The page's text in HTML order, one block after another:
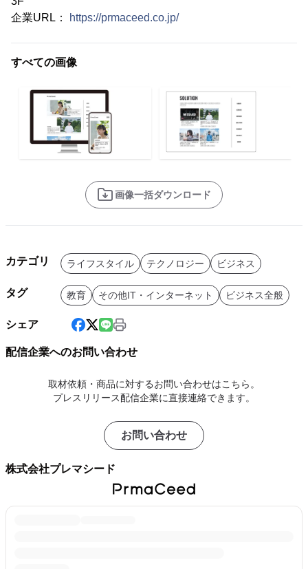
企業URL：
https://prmaceed.co.jp/
すべての画像
画像一括ダウンロード
カテゴリ ライフスタイル テクノロジー ビジネス
タグ 教育 その他IT・インターネット ビジネス全般
シェア
配信企業へのお問い合わせ
取材依頼・商品に対するお問い合わせはこちら。
プレスリリース配信企業に直接連絡できます。
お問い合わせ
株式会社プレマシード